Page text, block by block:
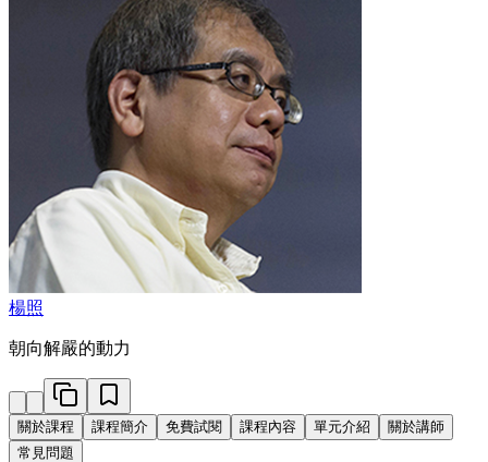
楊照
朝向解嚴的動力
關於課程 課程簡介 免費試閱 課程內容 單元介紹
關於講師
常見問題